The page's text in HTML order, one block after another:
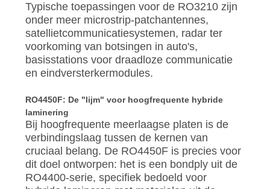
Typische toepassingen voor de RO3210 zijn
onder meer microstrip-patchantennes,
satellietcommunicatiesystemen, radar ter
voorkoming van botsingen in auto's,
basisstations voor draadloze communicatie
en eindversterkermodules.
RO4450F: De "lijm" voor hoogfrequente hybride
laminering
Bij hoogfrequente meerlaagse platen is de
verbindingslaag tussen de kernen van
cruciaal belang. De RO4450F is precies voor
dit doel ontworpen: het is een bondply uit de
RO4400-serie, specifiek bedoeld voor